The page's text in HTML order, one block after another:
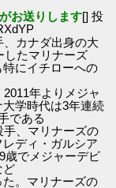
お送りします[] 投
、カナダ出身の大
したマリナーズ
特にイチローへの
年よりメジャ
学時代は3年連続
である
手、マリナーズの
ディ・ガルシア
歳でメジャーデビ
ど
。マリナーズの